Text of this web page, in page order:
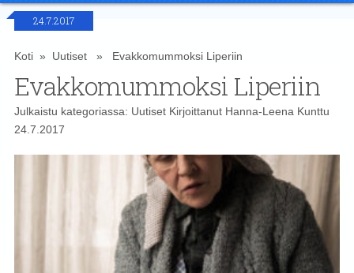
24.7.2017
Koti» Uutiset» Evakkomummoksi Liperiin
Evakkomummoksi Liperiin
Julkaistu kategoriassa: UutisetKirjoittanut Hanna-Leena Kunttu
24.7.2017